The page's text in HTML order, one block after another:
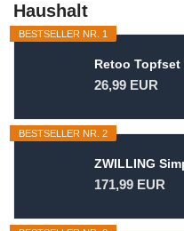
Haushalt
BESTSELLER NR. 1
Retoo
26,99 EUR
BESTSELLER NR. 2
ZWILLING
171,99 EUR